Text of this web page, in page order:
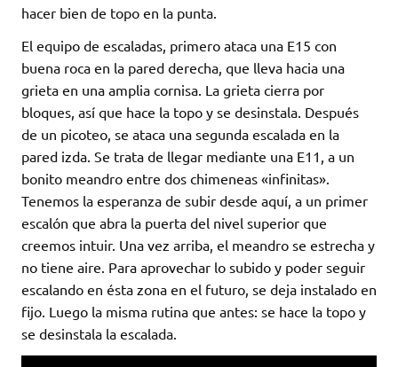
hacer bien de topo en la punta.
El equipo de escaladas, primero ataca una E15 con
buena roca en la pared derecha, que lleva hacia una
grieta en una amplia cornisa. La grieta cierra por
bloques, así que hace la topo y se desinstala. Después
de un picoteo, se ataca una segunda escalada en la
pared izda. Se trata de llegar mediante una E11, a un
bonito meandro entre dos chimeneas «infinitas».
Tenemos la esperanza de subir desde aquí, a un primer
escalón que abra la puerta del nivel superior que
creemos intuir. Una vez arriba, el meandro se estrecha y
no tiene aire. Para aprovechar lo subido y poder seguir
escalando en ésta zona en el futuro, se deja instalado en
fijo. Luego la misma rutina que antes: se hace la topo y
se desinstala la escalada.